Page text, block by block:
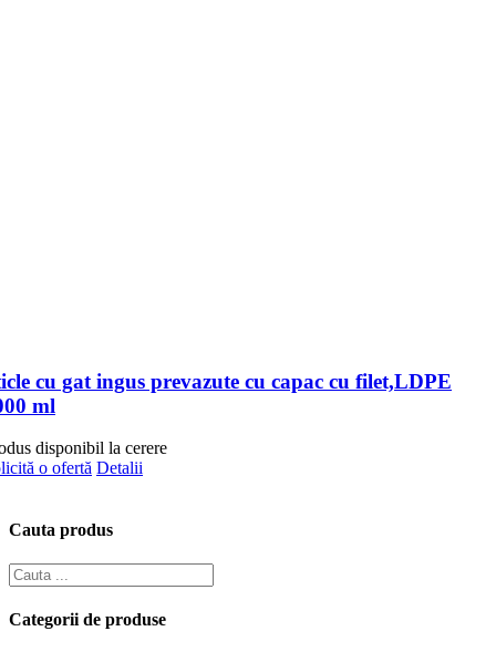
cu gat ingus prevazute cu capac cu filet,LDPE
ml
disponibil la cerere
o ofertă Detalii
Cauta produs
Categorii de produse